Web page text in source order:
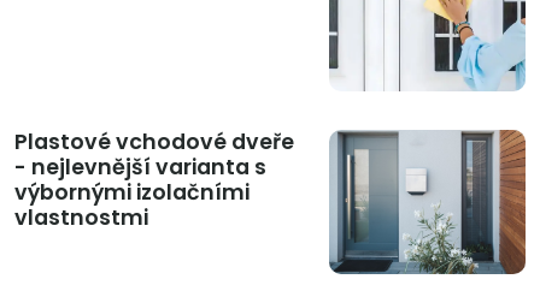
Plastové vchodové dveře
- nejlevnější varianta s
výbornými izolačními
vlastnostmi